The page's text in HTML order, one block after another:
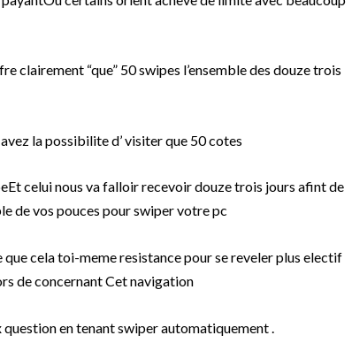
clairement “que” 50 swipes l’ensemble des douze trois
la possibilite d’ visiter que 50 cotes
celui nous va falloir recevoir douze trois jours afint de
de vos pouces pour swiper votre pc
que cela toi-meme resistance pour se reveler plus electif
de concernant Cet navigation
en tenant swiper automatiquement .